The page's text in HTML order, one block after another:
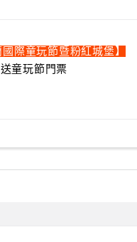
國際童玩節暨粉紅城堡】
童玩節門票